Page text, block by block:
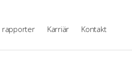
rapporter Karriär Kontakt